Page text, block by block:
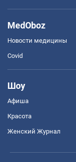
MedOboz
Новости медицины
Covid
Шоу
Афиша
Красота
Женский Журнал